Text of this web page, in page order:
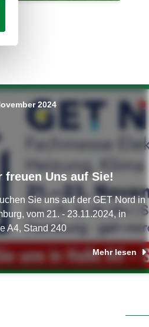
2024
freuen Uns auf Sie!
Sie uns auf der GET Nord in
vom 21. - 23.11.2024, in
A4, Stand 240
Mehr lesen